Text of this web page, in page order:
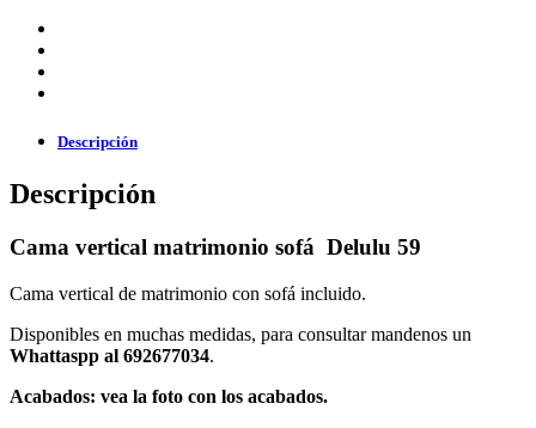
Descripción
Descripción
Cama vertical matrimonio sofá Delulu 59
Cama vertical de matrimonio con sofá incluido.
Disponibles en muchas medidas, para consultar mandenos un
Whattaspp al 692677034.
Acabados: vea la foto con los acabados.